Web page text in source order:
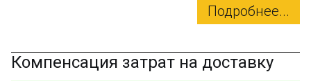
Подробнее...
Компенсация затрат на доставку